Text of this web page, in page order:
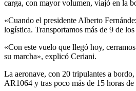
carga, con mayor volumen, viajó en la
«Cuando el presidente Alberto
logística. Transportamos más de 9 de
«Con este vuelo que llegó hoy,
su marcha», explicó Ceriani.
La aeronave, con 20 tripulantes a
AR1064 y tras poco más de 15 horas